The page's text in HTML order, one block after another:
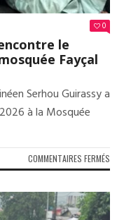
0
le
Fayçal
Serhou Guirassy a
à la Mosquée
COMMENTAIRES FERMÉS